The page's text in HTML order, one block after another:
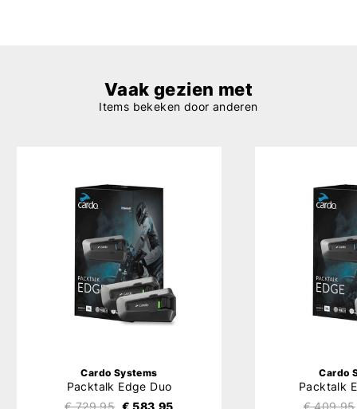
Vaak gezien met
Items bekeken door anderen
Cardo Systems
Packtalk Edge Duo
€ 729,95 € 583,95
Cardo
Packtalk
€ 409,95